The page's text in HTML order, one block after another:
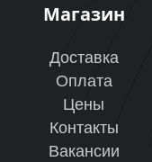
Магазин
Доставка
Оплата
Цены
Контакты
Вакансии